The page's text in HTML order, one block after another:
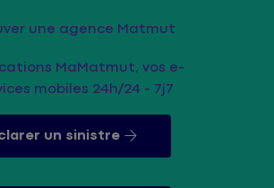
une agence Matmut
MaMatmut, vos e-
mobiles 24h/24 - 7j7
un sinistre